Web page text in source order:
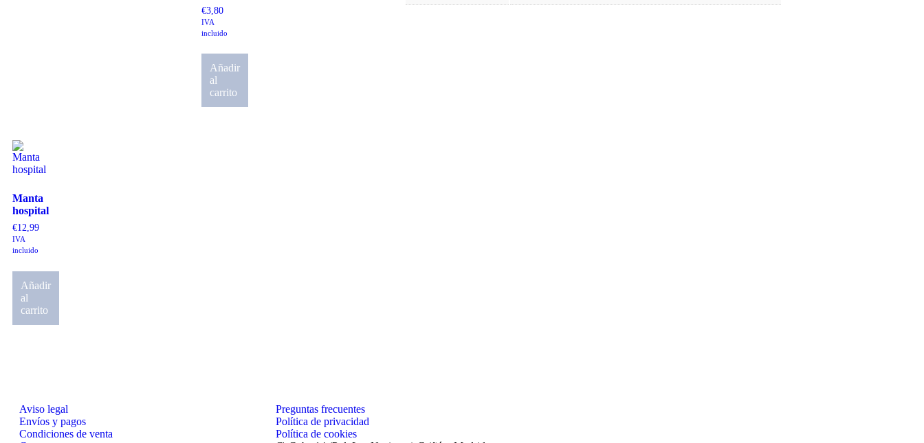
€3,80
IVA
incluido
Añadir
al
carrito
Manta
hospital
€12,99
IVA
incluido
Añadir
al
carrito
Aviso legal
Envíos y pagos
Condiciones de venta
Preguntas frecuentes
Política de privacidad
Política de cookies